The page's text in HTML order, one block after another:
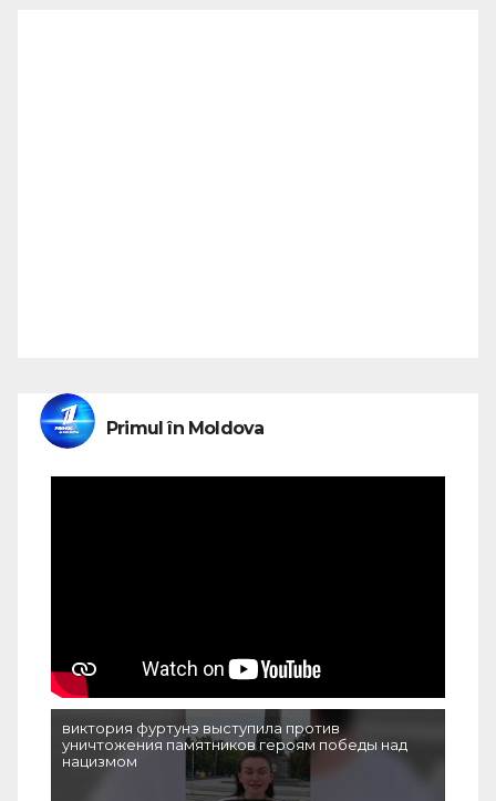
Primul în Moldova
виктория фуртунэ выступила против
уничтожения памятников героям победы над
нацизмом